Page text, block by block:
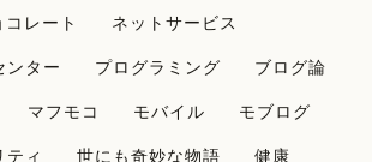
コレート
ネットサービス
ンター
プログラミング
ブログ論
マフモコ モバイル
モブログ
ィ
世にも奇妙な物語 健康